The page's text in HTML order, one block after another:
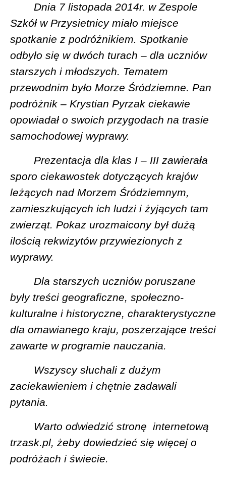
Dnia 7 listopada 2014r. w Zespole
Szkół w Przysietnicy miało miejsce
spotkanie z podróżnikiem. Spotkanie
odbyło się w dwóch turach – dla uczniów
starszych i młodszych. Tematem
przewodnim było Morze Śródziemne. Pan
podróżnik – Krystian Pyrzak ciekawie
opowiadał o swoich przygodach na trasie
samochodowej wyprawy.
Prezentacja dla klas I – III zawierała
sporo ciekawostek dotyczących krajów
leżących nad Morzem Śródziemnym,
zamieszkujących ich ludzi i żyjących tam
zwierząt. Pokaz urozmaicony był dużą
ilością rekwizytów przywiezionych z
wyprawy.
Dla starszych uczniów poruszane
były treści geograficzne, społeczno-
kulturalne i historyczne, charakterystyczne
dla omawianego kraju, poszerzające treści
zawarte w programie nauczania.
Wszyscy słuchali z dużym
zaciekawieniem i chętnie zadawali
pytania.
Warto odwiedzić stronę internetową
trzask.pl, żeby dowiedzieć się więcej o
podróżach i świecie.